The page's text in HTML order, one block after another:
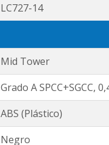
LC727-14
Mid Tower
Grado A SPCC+SGCC,
ABS (Plástico)
Negro